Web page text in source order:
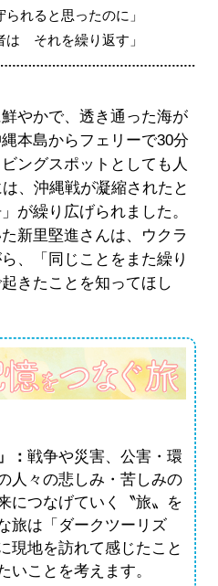
れると思ったのに」
は それを繰り返す」
やかで、透き通った海が
本島からフェリーで30分
ングスポットとしても人
、沖縄戦が凝縮されたと
が繰り広げられました。
新里堅進さんは、ウクラ
、「同じことをまた繰り
きたことを知ってほし
：戦争や災害、公害・環
人々の悲しみ・苦しみの
につなげていく〝旅〟を
旅は「ダークツーリズ
現地を訪れて感じたこと
いことを考えます。